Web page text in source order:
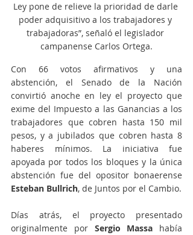
Ley pone de relieve la prioridad de darle
poder adquisitivo a los trabajadores y
trabajadoras”, señaló el legislador
campanense Carlos Ortega.
Con 66 votos afirmativos y una
abstención, el Senado de la Nación
convirtió anoche en ley el proyecto que
exime del Impuesto a las Ganancias a los
trabajadores que cobren hasta 150 mil
pesos, y a jubilados que cobren hasta 8
haberes mínimos. La iniciativa fue
apoyada por todos los bloques y la única
Esteban Bullrich, de Juntos por el Cambio.
Días atrás, el proyecto presentado
originalmente por Sergio Massa había